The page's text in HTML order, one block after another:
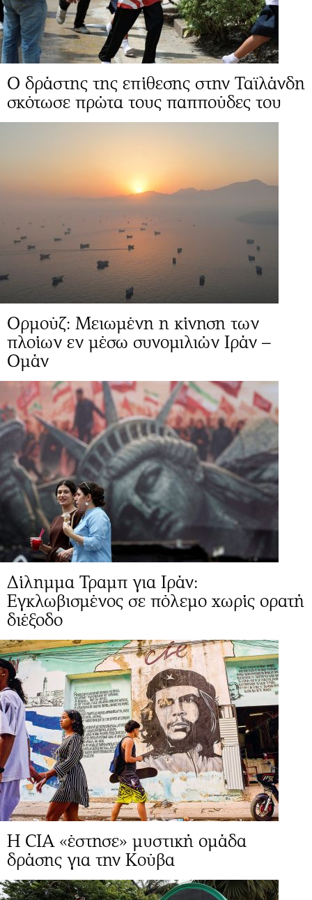
Ο δράστης της επίθεσης στην Ταϊλάνδη
σκότωσε πρώτα τους παππούδες του
Ορμούζ: Μειωμένη η κίνηση των
πλοίων εν μέσω συνομιλιών Ιράν –
Ομάν
Δίλημμα Τραμπ για Ιράν:
Εγκλωβισμένος σε πόλεμο χωρίς ορατή
διέξοδο
H CIA «έστησε» μυστική ομάδα
δράσης για την Κούβα